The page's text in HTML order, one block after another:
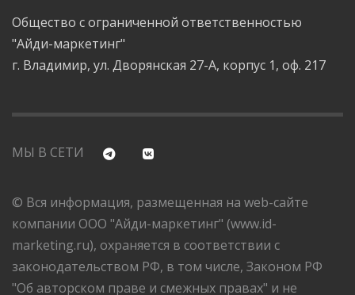
Общество с ограниченной ответственностью
"Айди-маркетинг"
г. Владимир, ул. Дворянская 27-А, корпус 1, оф. 217
МЫ В СЕТИ
© Вся информация, размещенная на web-сайте
компании ООО "Айди-маркетинг" (www.id-
marketing.ru), охраняется в соответствии с
законодательством РФ, в том числе, Законом РФ
"Об авторском праве и смежных правах" и не